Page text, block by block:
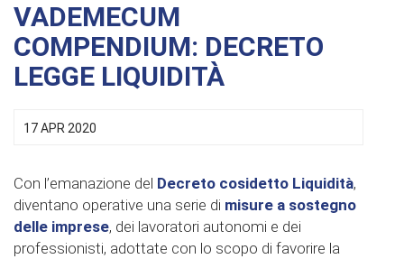
VADEMECUM
COMPENDIUM: DECRETO
LEGGE LIQUIDITÀ
17 APR 2020
Con l’emanazione del Decreto cosidetto Liquidità,
diventano operative una serie di misure a sostegno
delle imprese, dei lavoratori autonomi e dei
professionisti, adottate con lo scopo di favorire la